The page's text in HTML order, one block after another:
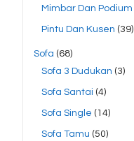
Mimbar Dan Podium
Pintu Dan Kusen (39)
Sofa (68)
Sofa 3 Dudukan (3)
Sofa Santai (4)
Sofa Single (14)
Sofa Tamu (50)